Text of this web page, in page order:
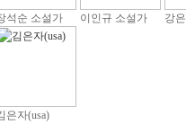
석순 소설가 이인규 소설가 강
은자(usa)